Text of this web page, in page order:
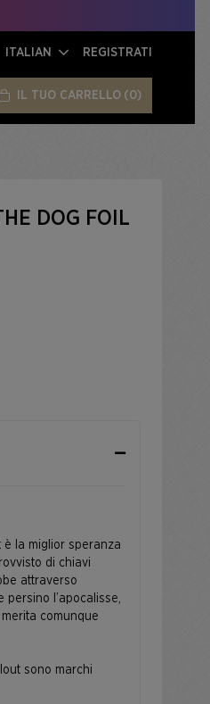
ITALIAN REGISTRATI
IL TUO CARRELLO 0
DOG FOIL
è la miglior speranza
di chiavi
attraverso
l’apocalisse,
comunque
sono marchi